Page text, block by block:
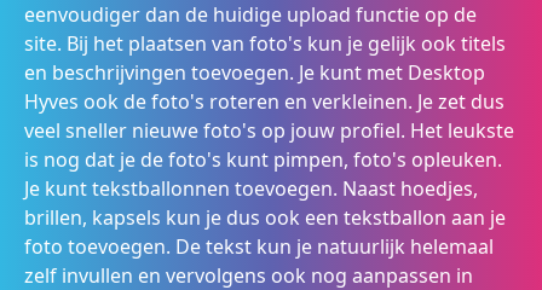
eenvoudiger dan de huidige upload functie op de
site. Bij het plaatsen van foto's kun je gelijk ook titels
en beschrijvingen toevoegen. Je kunt met Desktop
Hyves ook de foto's roteren en verkleinen. Je zet dus
veel sneller nieuwe foto's op jouw profiel. Het leukste
is nog dat je de foto's kunt pimpen, foto's opleuken.
Je kunt tekstballonnen toevoegen. Naast hoedjes,
brillen, kapsels kun je dus ook een tekstballon aan je
foto toevoegen. De tekst kun je natuurlijk helemaal
zelf invullen en vervolgens ook nog aanpassen in